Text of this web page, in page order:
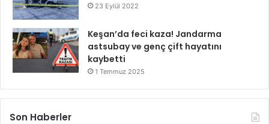
23 Eylül 2022
Keşan’da feci kaza! Jandarma
astsubay ve genç çift hayatını
kaybetti
1 Temmuz 2025
Son Haberler